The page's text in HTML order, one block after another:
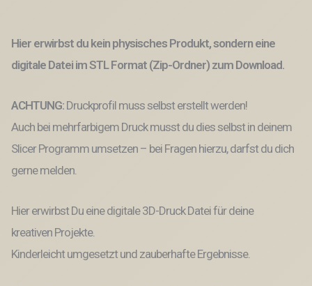
Blumen
Druck
Spruch
Menge
Hier erwirbst du kein physisches Produkt, sondern eine
digitale Datei im STL Format (Zip-Ordner) zum Download.
ACHTUNG: Druckprofil muss selbst erstellt werden!
Auch bei mehrfarbigem Druck musst du dies selbst in deinem
Slicer Programm umsetzen – bei Fragen hierzu, darfst du dich
gerne melden.
Hier erwirbst Du eine digitale 3D-Druck Datei für deine
kreativen Projekte.
Kinderleicht umgesetzt und zauberhafte Ergebnisse.